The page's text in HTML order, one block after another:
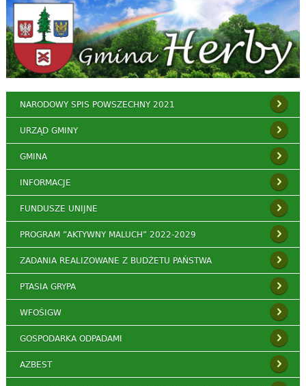
NARODOWY SPIS POWSZECHNY 2021
URZĄD GMINY
GMINA
INFORMACJE
FUNDUSZE UNIJNE
PROGRAM ”AKTYWNY MALUCH” 2022-2029
ZADANIA REALIZOWANE Z BUDŻETU PAŃSTWA
PTASIA GRYPA
WFOŚIGW
GOSPODARKA ODPADAMI
AZBEST